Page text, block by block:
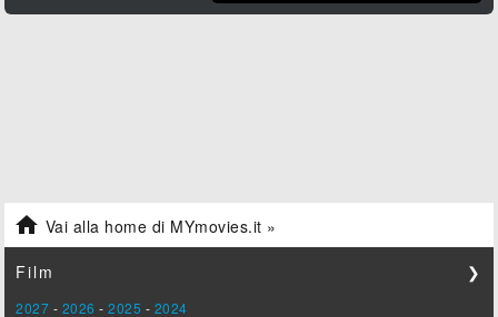
 Vai alla home di MYmovies.it »
Film ❯
2027 - 2026 -2025 - 2024